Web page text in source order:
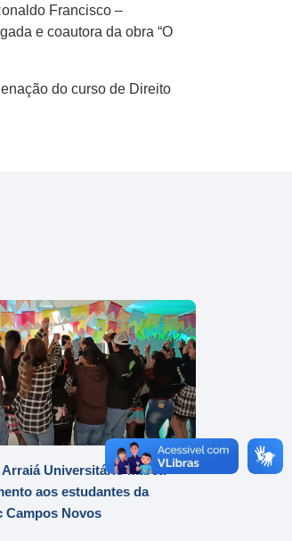
Francisco –
e coautora da obra “O
do curso de Direito
Universitário marca
aos estudantes da
Campos Novos